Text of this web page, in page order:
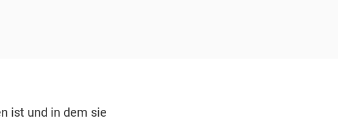
ist und in dem sie